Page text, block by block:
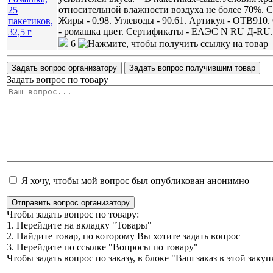
относительной влажности воздуха не более 70%.
Жиры - 0.98. Углеводы - 90.61. Артикул - ОТВ910.
- ромашка цвет. Сертификаты - ЕАЭС N RU Д-
6
Задать вопрос организатору Задать вопрос получившим товар
Задать вопрос по товару
Я хочу, чтобы мой вопрос был опубликован анонимно
Отправить вопрос организатору
Чтобы задать вопрос по товару:
1. Перейдите на вкладку "Товары"
2. Найдите товар, по которому Вы хотите задать вопрос
3. Перейдите по ссылке "Вопросы по товару"
Чтобы задать вопрос по заказу, в блоке "Ваш заказ в этой